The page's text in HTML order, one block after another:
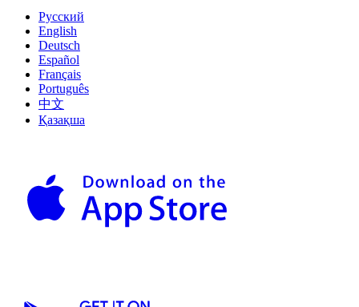
Русский
English
Deutsch
Español
Français
Português
中文
Қазақша